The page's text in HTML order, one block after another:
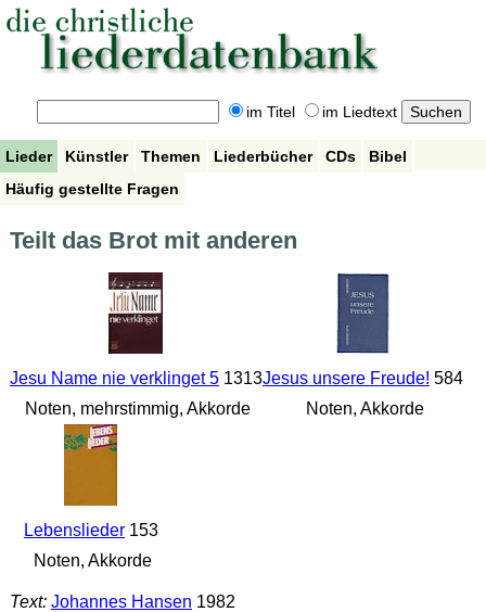
im Titel im Liedtext
Lieder Künstler Themen Liederbücher CDs
Bibel
Häufig gestellte Fragen
Teilt das Brot mit anderen
Jesu Name nie verklinget 51313
Noten, mehrstimmig, Akkorde
Jesus unsere Freude! 584
Noten, Akkorde
Lebenslieder153
Noten, Akkorde
Text: Johannes Hansen 1982